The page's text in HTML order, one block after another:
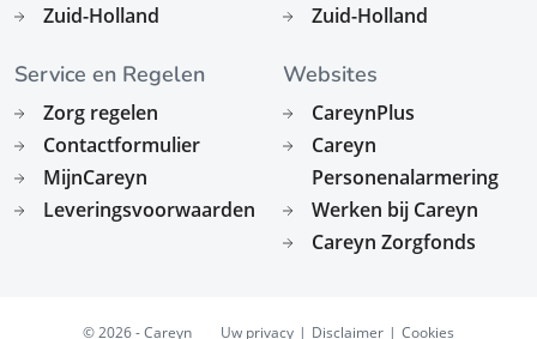
Zuid-Holland
Zuid-Holland
Service en Regelen
Zorg regelen
Contactformulier
MijnCareyn
Leveringsvoorwaarden
Websites
CareynPlus
Careyn
Personenalarmering
Werken bij Careyn
Careyn Zorgfonds
© 2026 - Careyn Uw privacy Disclaimer Cookies